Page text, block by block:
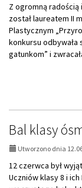
Z ogromną radością
został laureatem II
Plastycznym
konkursu odbywała
gatunkom” i
Bal klasy
Utworzono dnia
12 czerwca był
Uczniów klasy 8 i